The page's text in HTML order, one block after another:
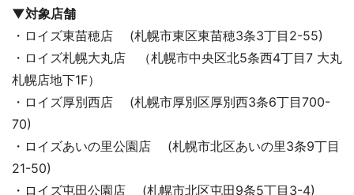
▼対象店舗
・ロイズ東苗穂店 (札幌市東区東苗穂3条3丁目2-55)
・ロイズ札幌大丸店 （札幌市中央区北5条西4丁目7 大丸
札幌店地下1F）
・ロイズ厚別西店 (札幌市厚別区厚別西3条6丁目700-
70)
・ロイズあいの里公園店 (札幌市北区あいの里3条9丁目
21-50)
・ロイズ屯田公園店 (札幌市北区屯田9条5丁目3-4)